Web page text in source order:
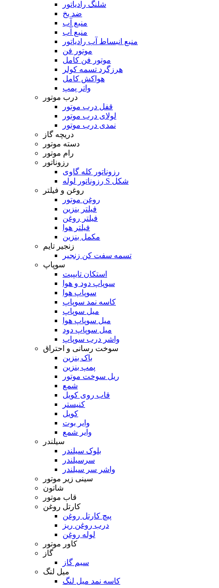
شلنگ رادیاتور
ضد یخ
منبع آب
منبع آب
منبع انبساط آب رادیاتور
موتور فن
موتور فن کامل
هرزگرد تسمه کولر
هواکش کامل
واتر پمپ
درب موتور
قفل درب موتور
لولای درب موتور
نمدی درب موتور
دریچه گاز
دسته موتور
رام موتور
رزوناتور
رزوناتور کله گاوی
رزوناتور لوله S شکل
روغن و فیلتر
روغن موتور
فیلتر بنزین
فیلتر روغن
فیلتر هوا
مکمل بنزین
زنجیر تایم
تسمه سفت کن زنجیر
سوپاپ
استکان تایپیت
سوپاپ دود و هوا
سوپاپ هوا
کاسه نمد سوپاپ
میل سوپاپ
میل سوپاپ هوا
میل سوپاپ دود
واشر درب سوپاپ
سوخت رسانی و احتراق
باک بنزین
پمپ بنزین
ریل سوخت موتور
شمع
قاب روی کویل
کنیستر
کویل
وایر بوت
وایر شمع
سیلندر
بلوک سیلندر
سرسیلندر
واشر سر سیلندر
سینی زیر موتور
شاتون
قاب موتور
کارتل روغن
پیچ کارتل روغن
درب روغن ریز
لوله روغن
کاور موتور
گاز
سیم گاز
میل لنگ
کاسه نمد میل لنگ